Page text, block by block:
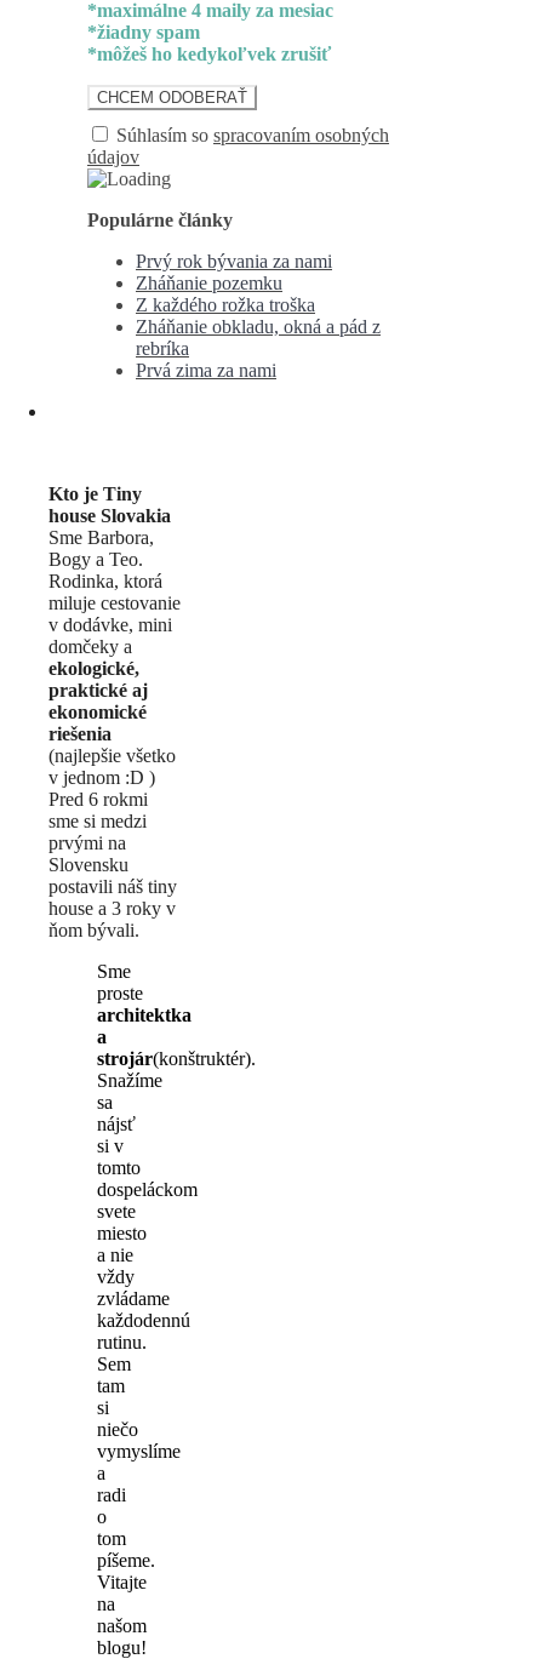
*maximálne 4 maily za mesiac
*žiadny spam
*môžeš ho kedykoľvek zrušiť
Súhlasím so spracovaním osobných
údajov
Populárne články
Prvý rok bývania za nami
Zháňanie pozemku
Z každého rožka troška
Zháňanie obkladu, okná a pád z
rebríka
Prvá zima za nami
Kto je Tiny
house Slovakia
Sme Barbora,
Bogy a Teo.
Rodinka, ktorá
miluje cestovanie
v dodávke, mini
domčeky a
ekologické,
praktické aj
ekonomické
riešenia
(najlepšie všetko
v jednom :D )
Pred 6 rokmi
sme si medzi
prvými na
Slovensku
postavili náš tiny
house a 3 roky v
ňom bývali.
Sme
proste
architektka
a
strojár(konštruktér).
Snažíme
sa
nájsť
si v
tomto
dospeláckom
svete
miesto
a nie
vždy
zvládame
každodennú
rutinu.
Sem
tam
si
niečo
vymyslíme
a
radi
o
tom
píšeme.
Vitajte
na
našom
blogu!